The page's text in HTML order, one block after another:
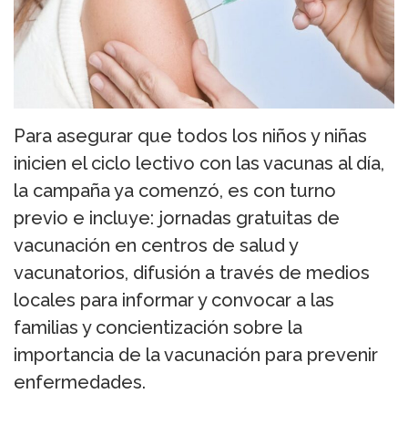
Para asegurar que todos los niños y niñas
inicien el ciclo lectivo con las vacunas al día,
la campaña ya comenzó, es con turno
previo e incluye: jornadas gratuitas de
vacunación en centros de salud y
vacunatorios, difusión a través de medios
locales para informar y convocar a las
familias y concientización sobre la
importancia de la vacunación para prevenir
enfermedades.